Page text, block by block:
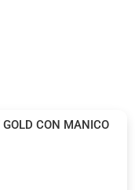
GOLD CON MANICO